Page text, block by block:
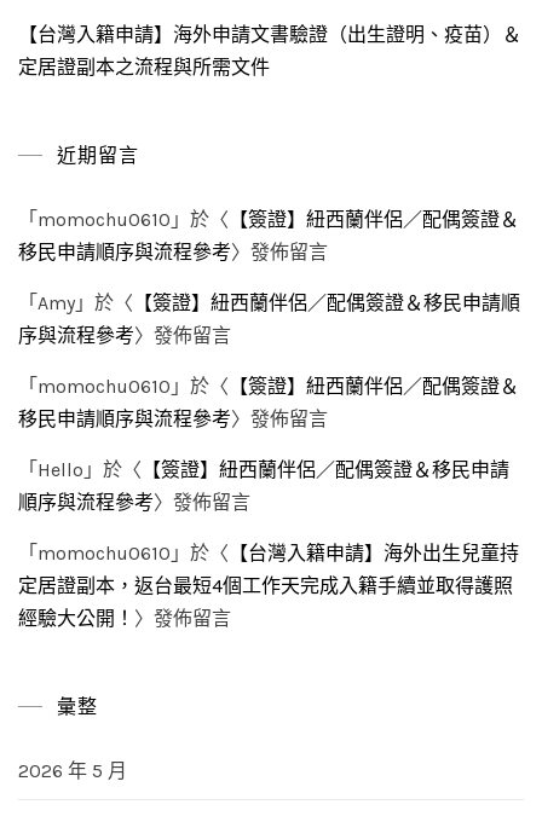
【台灣入籍申請】海外申請文書驗證（出生證明、疫苗）＆
定居證副本之流程與所需文件
近期留言
「 momochu0610 」於〈 【簽證】紐西蘭伴侶／配偶簽證＆
移民申請順序與流程參考〉發佈留言
「 Amy 」於〈 【簽證】紐西蘭伴侶／配偶簽證＆移民申請順
序與流程參考〉發佈留言
「 momochu0610 」於〈 【簽證】紐西蘭伴侶／配偶簽證＆
移民申請順序與流程參考〉發佈留言
「 Hello 」於〈 【簽證】紐西蘭伴侶／配偶簽證＆移民申請
順序與流程參考〉發佈留言
「 momochu0610 」於〈 【台灣入籍申請】海外出生兒童持
定居證副本，返台最短4個工作天完成入籍手續並取得護照
經驗大公開！ 〉發佈留言
彙整
2026 年 5 月